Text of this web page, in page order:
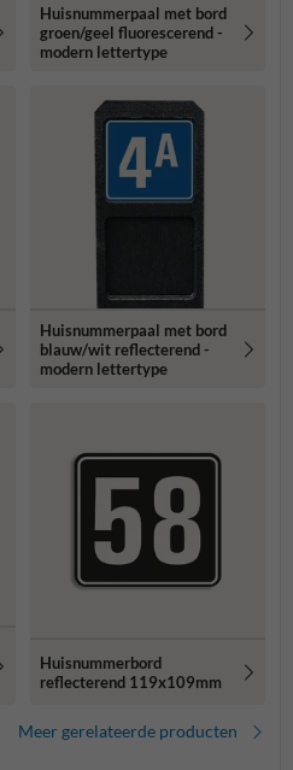
Huisnummerpaal met bord
groen/geel fluorescerend -
modern lettertype
Huisnummerpaal met bord
blauw/wit reflecterend -
modern lettertype
Huisnummerbord
reflecterend 119x109mm
Meer gerelateerde producten